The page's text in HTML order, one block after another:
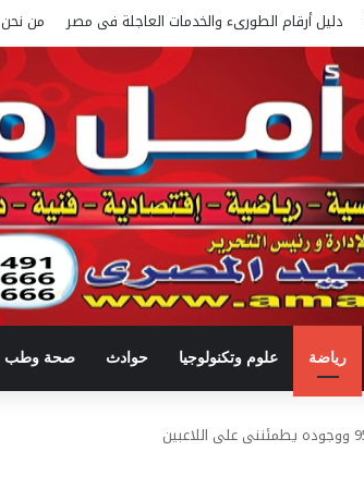
دليل أرقام الطورىء والخدمات العاجلة فى مصر من نحن
رياضة علوم وتكنولوجيا حوادث صحة وطب